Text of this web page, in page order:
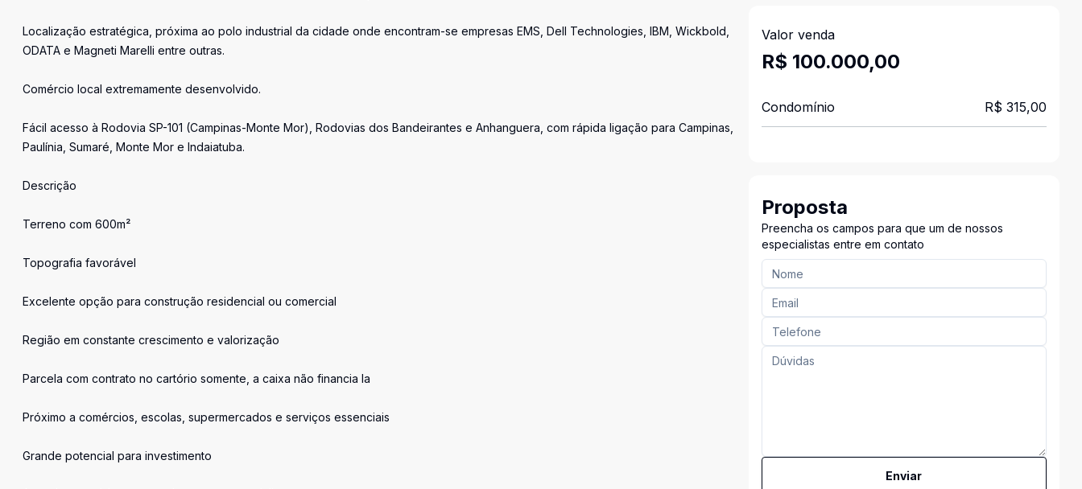
Localização estratégica, próxima ao polo industrial da cidade onde encontram-se empresas EMS, Dell Technologies, IBM, Wickbold,
ODATA e Magneti Marelli entre outras.
Comércio local extremamente desenvolvido.
Fácil acesso à Rodovia SP-101 (Campinas-Monte Mor), Rodovias dos Bandeirantes e Anhanguera, com rápida ligação para Campinas,
Paulínia, Sumaré, Monte Mor e Indaiatuba.
Descrição
Terreno com 600m²
Topografia favorável
Excelente opção para construção residencial ou comercial
Região em constante crescimento e valorização
Parcela com contrato no cartório somente, a caixa não financia la
Próximo a comércios, escolas, supermercados e serviços essenciais
Grande potencial para investimento
Valor venda
R$ 100.000,00
Condomínio R$ 315,00
Proposta
Preencha os campos para que um de nossos
especialistas entre em contato
Enviar